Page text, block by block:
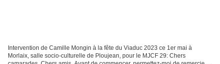
Intervention de Camille Mongin à la fête du Viaduc 2023 ce 1er mai à
Morlaix, salle socio-culturelle de Ploujean, pour le MJCF 29: Chers